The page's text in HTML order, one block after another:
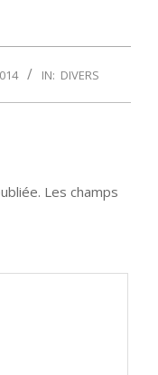
IN: DIVERS
Les champs